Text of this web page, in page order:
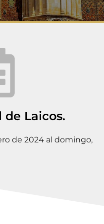
de Laicos.
de 2024 al domingo,